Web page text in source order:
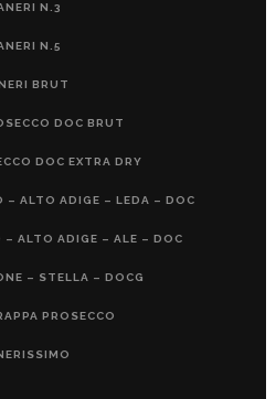
N.3
N.5
BRUT
DOC BRUT
DOC EXTRA DRY
– ALTO ADIGE – LEDA – DOC
– ALTO ADIGE – ALE – DOC
– STELLA – DOCG
PROSECCO